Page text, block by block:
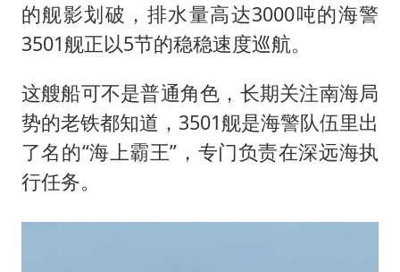
的舰影划破，排水量高达3000吨的海警
3501舰正以5节的稳稳速度巡航。
这艘船可不是普通角色，长期关注南海局
势的老铁都知道，3501舰是海警队伍里出
了名的“海上霸王”，专门负责在深远海执
行任务。